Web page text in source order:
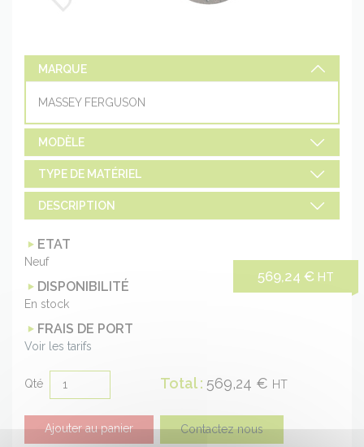
MARQUE
MASSEY FERGUSON
MODÈLE
TYPE DE MATÉRIEL
DESCRIPTION
ETAT
Neuf
DISPONIBILITÉ
En stock
FRAIS DE PORT
Voir les tarifs
569,24 € HT
Ajout
panier
Qté
Ajouter au panier
Total : 569,24 € HT
Contactez nous